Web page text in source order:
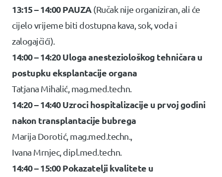
13:15 – 14:00 PAUZA (Ručak nije organiziran, ali će
cijelo vrijeme biti dostupna kava, sok, voda i
zalogajčići).
14:00 – 14:20 Uloga anesteziološkog tehničara u
postupku eksplantacije organa
Tatjana Mihalić, mag.med.techn.
14:20 – 14:40 Uzroci hospitalizacije u prvoj godini
nakon transplantacije bubrega
Marija Dorotić, mag.med.techn.,
Ivana Mrnjec, dipl.med.techn.
14:40 – 15:00 Pokazatelji kvalitete u